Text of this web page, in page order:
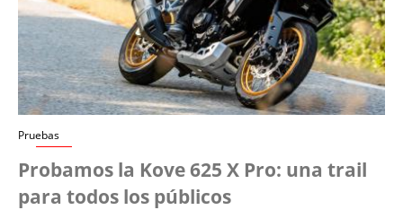
Pruebas
Probamos la Kove 625 X Pro: una trail
para todos los públicos